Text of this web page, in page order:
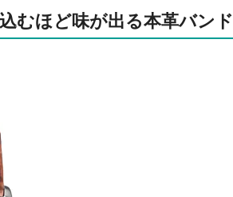
むほど味が出る本革バンド